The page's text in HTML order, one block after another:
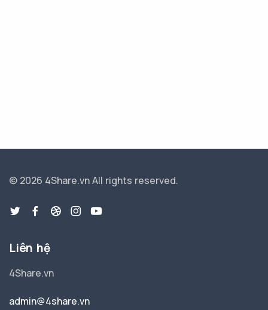
© 2026 4Share.vnAll rights reserved.
Liên hệ
4Share.vn
admin@4share.vn